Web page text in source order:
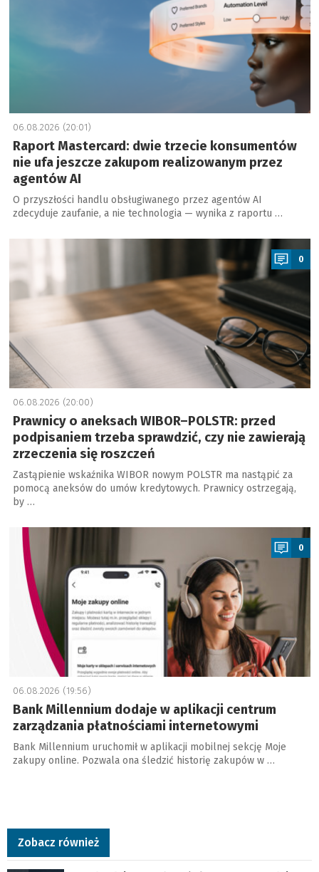
06.08.2026 (20:01)
Raport Mastercard: dwie trzecie konsumentów
nie ufa jeszcze zakupom realizowanym przez
agentów AI
O przyszłości handlu obsługiwanego przez agentów AI
zdecyduje zaufanie, a nie technologia — wynika z raportu …
a
0
06.08.2026 (20:00)
Prawnicy o aneksach WIBOR–POLSTR: przed
podpisaniem trzeba sprawdzić, czy nie zawierają
zrzeczenia się roszczeń
Zastąpienie wskaźnika WIBOR nowym POLSTR ma nastąpić za
pomocą aneksów do umów kredytowych. Prawnicy ostrzegają,
by …
0
06.08.2026 (19:56)
Bank Millennium dodaje w aplikacji centrum
zarządzania płatnościami internetowymi
Bank Millennium uruchomił w aplikacji mobilnej sekcję Moje
zakupy online. Pozwala ona śledzić historię zakupów w …
Zobacz również